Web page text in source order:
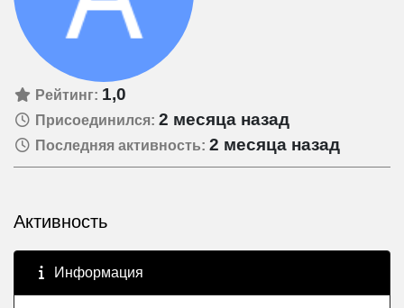
Рейтинг: 1,0
Присоединился: 2 месяца назад
Последняя активность: 2 месяца назад
Активность
Информация